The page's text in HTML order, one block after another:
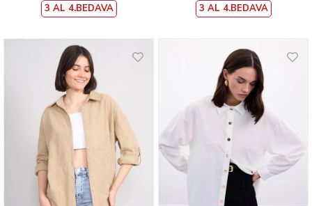
3 AL 4.BEDAVA 3 AL 4.BEDAVA